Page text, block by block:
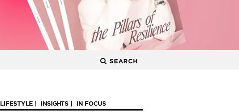
SEARCH
LIFESTYLE INSIGHTS IN FOCUS